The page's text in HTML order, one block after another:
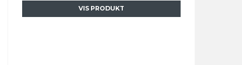
VIS PRODUKT